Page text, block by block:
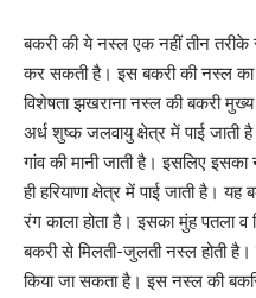
बकरी की ये नस्ल एक नहीं तीन
कर सकती है। इस बकरी की नस्ल का
विशेषता झखराना नस्ल की बकरी मुख्य
अर्ध शुष्क जलवायु क्षेत्र में पाई
गांव की मानी जाती है। इसलिए
ही हरियाणा क्षेत्र में पाई जाती है।
रंग काला होता है। इसका मुंह पतला व
बकरी से मिलती-जुलती नस्ल होती
किया जा सकता है। इस नस्ल की